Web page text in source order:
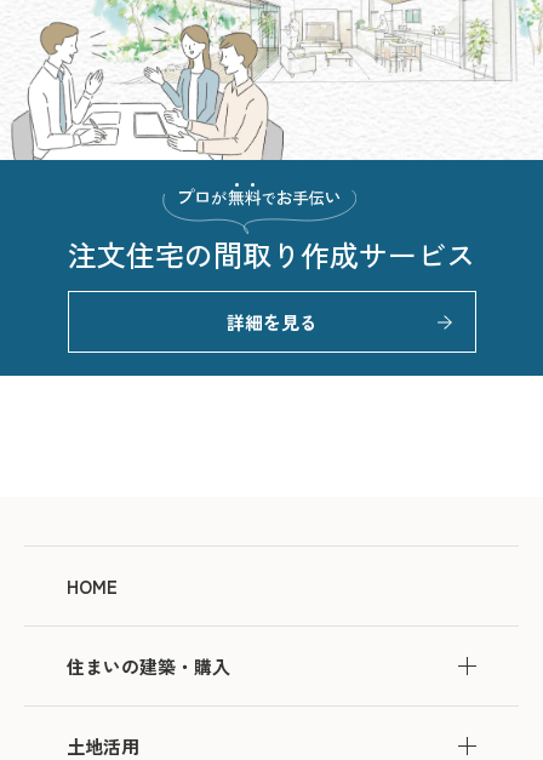
注文住宅の間取り作成サービス
詳細を見る
HOME
住まいの建築・購入
土地活用